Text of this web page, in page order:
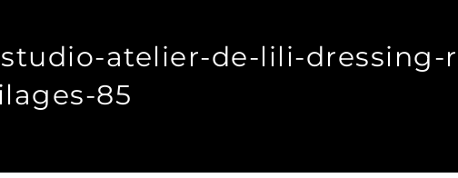
atelier-de-lili-dressing-
85